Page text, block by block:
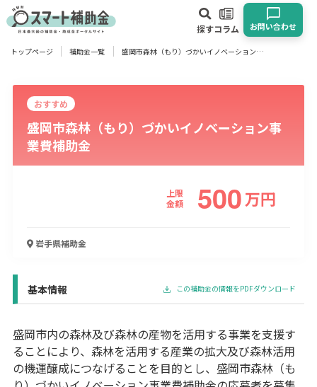
探すコラム お問い合わせ
対象
企業 団体 個人 その他
エリア
建設･不動産業
経営改善・経営強化 販路拡大 海外展開 設備投資
IT導入
人材採用・雇用
人材育成・福利厚生
特許・知的財産
起業・創業
事業承継 災害・被災者支援
コロナ関連
トップページ 補助金一覧 盛岡市森林（もり）づかいイノベーション事業費補助金
おすすめ
盛岡市森林（もり）づかいイノベーション事
業費補助金
上限
金額
500万円
岩手県補助金
基本情報 この補助金の情報をPDFダウンロード
盛岡市内の森林及び森林の産物を活用する事業を支援す
ることにより、森林を活用する産業の拡大及び森林活用
の機運醸成につなげることを目的とし、盛岡市森林（も